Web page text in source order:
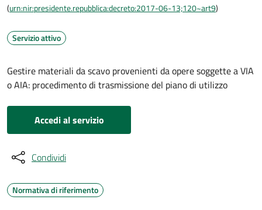
(urn:nir:presidente.repubblica:decreto:2017-06-13;120~art9)
Servizio attivo
Gestire materiali da scavo provenienti da opere soggette a VIA
o AIA: procedimento di trasmissione del piano di utilizzo
Accedi al servizio
Condividi
Normativa di riferimento